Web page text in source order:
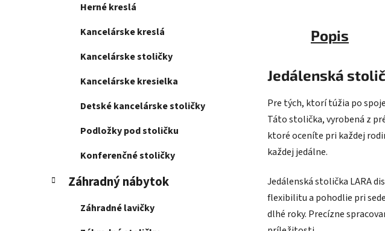
Herné kreslá
Kancelárske kreslá
Kancelárske stoličky
Kancelárske kresielka
Detské kancelárske stoličky
Podložky pod stoličku
Konferenčné stoličky
Záhradný nábytok
Záhradné lavičky
Popis
Jedálenská
Pre tých, ktorí túžia po
Táto stolička, vyrobená z
ktoré oceníte pri každej
každej jedálne.
Jedálenská stolička LARA
flexibilitu a pohodlie pri
dlhé roky. Precízne